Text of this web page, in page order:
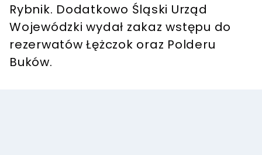
Rybnik. Dodatkowo Śląski Urząd
Wojewódzki wydał zakaz wstępu do
rezerwatów Łężczok oraz Polderu
Buków.